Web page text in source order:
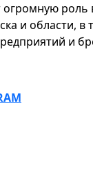
огромную
и области,
и